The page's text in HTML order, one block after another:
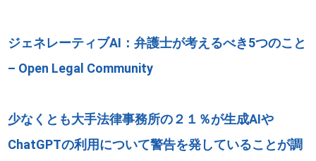
ジェネレーティブAI：弁護士が考えるべき5つのこと
– Open Legal Community
少なくとも大手法律事務所の２１％が生成AIや
ChatGPTの利用について警告を発していることが調